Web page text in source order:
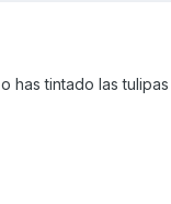
has tintado las